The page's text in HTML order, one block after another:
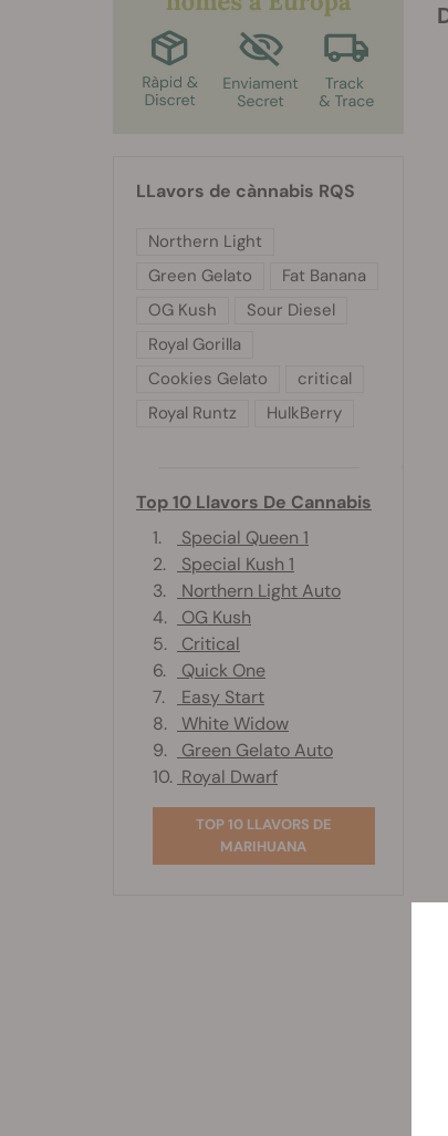
LLavors de cànnabis RQS
Northern Light
Green Gelato
Fat Banana
OG Kush
Sour Diesel
Royal Gorilla
Cookies Gelato
critical
Royal Runtz
HulkBerry
Top 10 Llavors De Cannabis
1.
Special Queen 1
2.
Special Kush 1
3.
Northern Light Auto
4.
OG Kush
5.
Critical
6.
Quick One
7.
Easy Start
8.
White Widow
9.
Green Gelato Auto
10. Royal Dwarf
TOP 10 LLAVORS DE
MARIHUANA